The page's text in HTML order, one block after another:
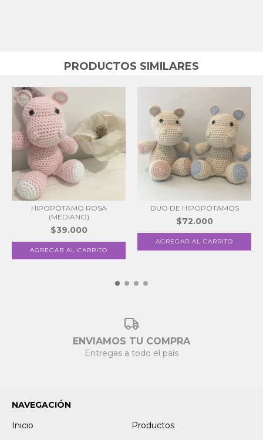
PRODUCTOS SIMILARES
HIPOPÓTAMO ROSA
(MEDIANO)
$39.000
DUO DE HIPOPÓTAMOS
$72.000
ENVIAMOS TU COMPRA
Entregas a todo el país
NAVEGACIÓN
Inicio
Productos